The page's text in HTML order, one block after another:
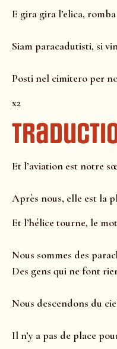
E gira gira l’elica,
Siam paracadutisti, si
Posti nel cimitero per
x2
Et l’aviation est notre
Après nous, elle est la
Et l’hélice tourne, le
Nous sommes des
Des gens qui ne font
Nous descendons du
Il n’y a pas de place